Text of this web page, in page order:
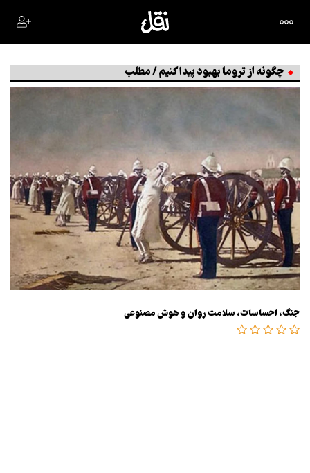
چگونه از تروما بهبود پیدا کنیم / مطلب
جنگ، احساسات، سلامت روان و هوش مصنوعی